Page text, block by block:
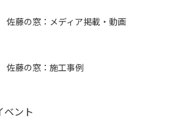
佐藤の窓：メディア掲載・動画
佐藤の窓：施工事例
ベント